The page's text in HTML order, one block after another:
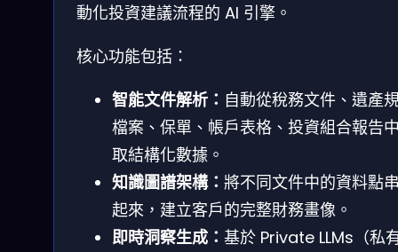
動化投資建議流程的 AI 引擎。
核心功能包括：
智能文件解析： 自動從稅務文件、遺產
檔案、保單、帳戶表格、投資組合報告
取結構化數據。
知識圖譜架構： 將不同文件中的資料點
起來，建立客戶的完整財務畫像。
即時洞察生成： 基於 Private LLMs（私